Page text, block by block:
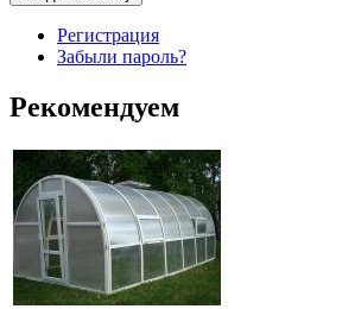
Регистрация
Забыли пароль?
Рекомендуем